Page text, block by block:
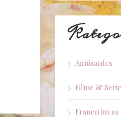
Amüsantes
Filme &
Frauen im